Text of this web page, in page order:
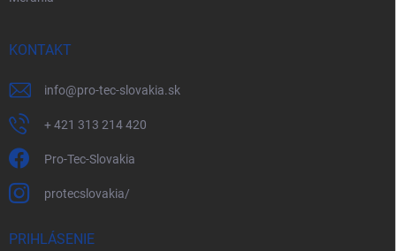
KONTAKT
info@pro-tec-slovakia.sk
+ 421 313 214 420
Pro-Tec-Slovakia
protecslovakia/
PRIHLÁSENIE